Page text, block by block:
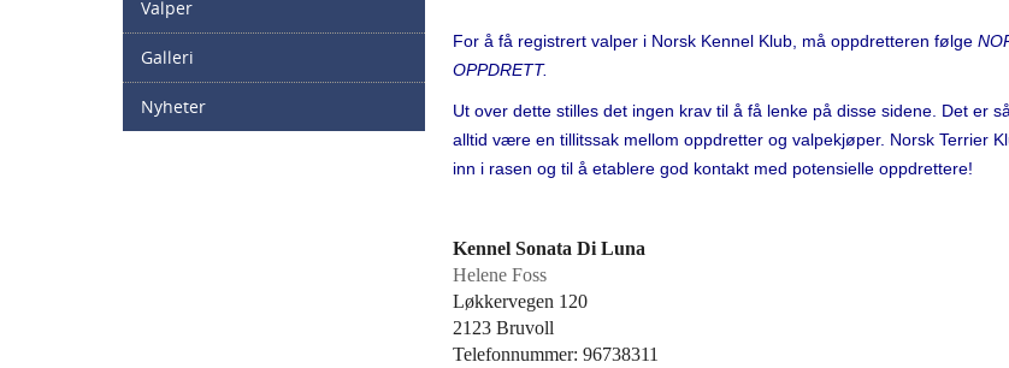
Valper
Galleri
Nyheter
For å få registrert valper i Norsk Kennel Klub, må oppdretteren følge
OPPDRETT.
Ut over dette stilles det ingen krav til å få lenke på disse sidene. Det er
alltid være en tillitssak mellom oppdretter og valpekjøper. Norsk Terrier
inn i rasen og til å etablere god kontakt med potensielle oppdrettere!
Kennel Sonata Di Luna
Helene Foss
Løkkervegen 120
2123 Bruvoll
Telefonnummer: 96738311